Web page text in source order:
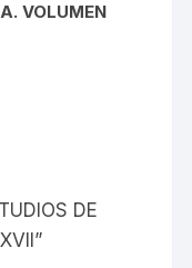
VOLUMEN
DE